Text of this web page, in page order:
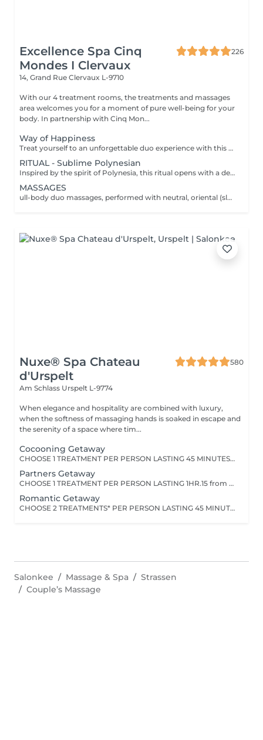
Excellence Spa Cinq
Mondes I Clervaux
226
14, Grand Rue Clervaux L-9710
With our 4 treatment rooms, the treatments and massages
area welcomes you for a moment of pure well-being for your
body. In partnership with Cinq Mon...
Way of Happiness
Treat yourself to an unforgettable duo experience with this rituel, where the Cinq Mondes signature transports you to a world of absolute wellbeing through four exceptional treatments, designed to revive the senses and strengthen bonds,for moments of shared complicity and relaxation. *Purifying scrub with Beldi black soap *Purifying and detoxifying wrap with ''Crème de Rassoul'' *Relaxing traditional Oriental massage *Lifting and plumping ''Ko Bi Do'' facial massage The treatment duration (190 min) includes preparation time, the integrated relaxation time within our treatments (10 min), as well as the time required to rinse/remove the product in the shower. All our rituals are accompanied by tea with its delicacies.
RITUAL - Sublime Polynesian
Inspired by the spirit of Polynesia, this ritual opens with a delicately scented sugar scrub infused with Tahitian Monoï. It continues with a rhythmic, enveloping massage performed generously forearm movements, stimulating energy points and offering deep relaxation and a feeling of total serenity. The treatment duration (90 min) includes preparation time, the integrated relaxation time within our treatments (10 min), as well as the time required to rinse/remove the product in the shower (10 min). All our rituals are accompanied by tea with its delicacies.
MASSAGES
ull-body duo massages, performed with neutral, oriental (slow, deep movements for a moment of pure well-being) or Polynesian oil (rhythmic and enveloping with fluid forearm movements), invite you on a journey of softness and harmony. or A facial massage that gently stimulates energy points and releases tension in the neck, or a personalized body massage targeting the areas of your choice, for deep and tailored relaxation. The treatment duration (30 min; 40 min; 60 min; 70 min or 90 min) includes preparation time as well as the integrated relaxation time within our treatments (10 min).
Nuxe® Spa Chateau
d'Urspelt
580
Am Schlass Urspelt L-9774
When elegance and hospitality are combined with luxury,
when the softness of massaging hands is soaked in escape and
the serenity of a space where tim...
Cocooning Getaway
CHOOSE 1 TREATMENT PER PERSON LASTING 45 MINUTES from the range of Nuxe Massages, Face Treatments or Body Treatments.
Partners Getaway
CHOOSE 1 TREATMENT PER PERSON LASTING 1HR.15 from the range of Nuxe Massages, Face Treatments or Body Treatments+ 1 TREATMENT PER PERSON LASTING 15 MINUTESfrom Foot Relaxation Massage, Back Massage or Head Massage.
Romantic Getaway
CHOOSE 2 TREATMENTS* PER PERSON LASTING 45 MINUTES EACH from the range of Nuxe Massages, Face Treatments or Body Treatments+ 1 TREATMENT PER PERSON LASTING 15 MINUTES from Foot Relaxation Massage, Back Massage or Head Massage
Salonkee Massage & Spa
Strassen
Couple’s Massage